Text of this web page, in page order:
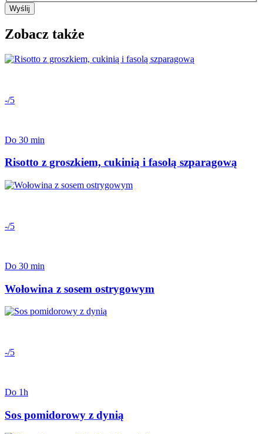
Wyślij
Zobacz także
-/5
Do 30 min
Risotto z groszkiem, cukinią i fasolą szparagową
-/5
Do 30 min
Wołowina z sosem ostrygowym
-/5
Do 1h
Sos pomidorowy z dynią